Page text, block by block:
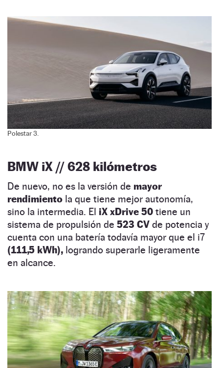
Polestar 3.
BMW iX // 628 kilómetros
De nuevo, no es la versión de mayor
rendimiento la que tiene mejor autonomía,
sino la intermedia. El iX xDrive 50 tiene un
sistema de propulsión de 523 CV de potencia y
cuenta con una batería todavía mayor que el i7
(111,5 kWh), logrando superarle ligeramente
en alcance.